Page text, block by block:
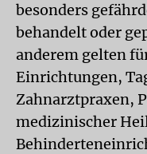
besonders
behandelt oder
anderem gelten
Einrichtungen,
Zahnarztpraxen,
medizinischer